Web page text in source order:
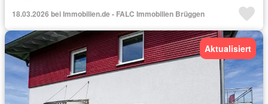
18.03.2026 bei Immobilien.de - FALC Immobilien Brüggen
Aktualisiert